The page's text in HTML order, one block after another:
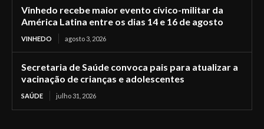
Vinhedo recebe maior evento cívico-militar da
América Latina entre os dias 14 e 16 de agosto
VINHEDO agosto 3, 2026
Secretaria de Saúde convoca pais para atualizar a
vacinação de crianças e adolescentes
SAÚDE julho 31, 2026